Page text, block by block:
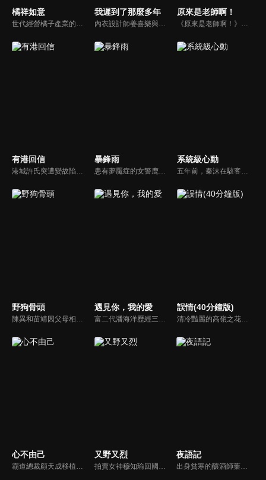
橘祥如意
世代經營橘子產業的沈家老爺沈晏清與六弟沈晏洲，同時愛上雖身處困境卻心向陽光的秀橘，為了延續沈家的香火，在大太太莊惠的安排下，秀橘嫁給了沈晏清。沈家橘園像牢籠一般，保護著園中人，也束縛著園中人。但正如橘樹歷經風霜仍能冒出枝芽，園中人也在愛與時光中，找到屬於自己的陽光與自由。
我遲到了那麼多年
內衣設計師姜喜樂與中學時期的暗戀對象丁冉在醫院尷尬重逢，隨後又得知母親要與丁父再婚，使她和丁冉成為了姐弟。在日復一日的相處中，兩人逐漸解開了多年的誤會，最終攜手共度餘生。
原來是老師啊！
《原來是老師啊！》陸劇線上看。紅極一時的落難巨星向東南（陳學冬），搖身一變成為了學校的音樂老師兼班主任，與英語老師蘇淇（張佳寧）和高一八班的學生們共同成長的故事。
有港回信
港城許氏突遭變故陷入絕境，養女許晚信求助婚約對象沈灝，反被沈家父子要脅。緊急關頭，沈家小叔沈顧以沈氏大股東身份歸來，並與許晚信簽訂契約婚姻助其應對危機，許家爺爺在看到許晚信和沈顧後，驚覺二人酷似當年的救國情侶林書意與沈故，在他們的相互扶持中，前世未盡的緣分也被緩緩揭開的故事。
暴鋒雨
患有夢魘症的女警鹿一多年來堅持暗中追查父親重傷昏迷的真相，意外結識了高冷女警林深，二人攜手破獲一系列離奇命案，情誼日漸深厚的同時，鹿一發現林深似與父親舊案有著千絲萬縷的關聯...
系統級心動
五年前，秦沫在駭客挑戰賽中與蕭氏集團技術負責人蕭南禹交鋒，二人陰差陽錯下秦沫懷了龍鳳胎。五年後，蕭氏內部權力鬥爭升級，唯一知道孩子身世的蕭老爺子，因自己時日無多與秦沫攤牌，要求她證明撫養能力。之後秦沫化名加入蕭氏，與蕭南禹再次相遇。二人從試探到欣賞，情感漸生。
野狗骨頭 遇見你，我的愛 誤情(40分鐘版)
清冷豔麗的高嶺之花江時淺在遭受霸淩、暴力等一系列事件後，華麗蛻變逆襲歸來，用一場精心策劃強勢開啟自己的復仇之路，最終收穫內心救贖與愛情的故事。
心不由己
霸道總裁顧天成移植心臟後竟然愛上了職場對頭秘書林嘉琪，兩人逐漸在工作生活中意識到對方的心意，朝著共同的目標並肩作戰。
又野又烈
拍賣女神穆知瑜回國與繼母奪產，與神祕保鏢沈既白協議訂婚。兩人意外揭開身世翻轉：沈為穆家真繼承人，穆則是被換掉的孤女。面對繼母的偽畫陰謀與綁架，兩人智計合盟，沈更以神祕畫師身份深情守護。最終惡人伏法，兩人在反轉與博弈中假戲真做，攜手守護正義與真愛。
夜語記
出身貧寒的釀酒師葉小唯遭遇愛人程桉、恩師林晚媚的雙重背叛。她從恨意中涅槃重生，借私生女桑落的身份入住程家。步步為營，周旋在各懷心思的豪門眾人間，引獵物上鉤的故事。